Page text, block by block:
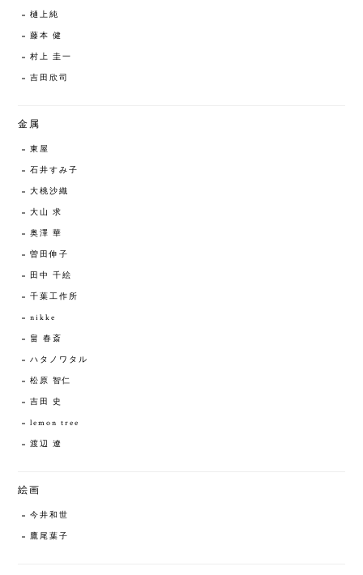
樋上純
藤本 健
村上 圭一
吉田欣司
金属
東屋
石井すみ子
大桃沙織
大山 求
奥澤 華
曽田伸子
田中 千絵
千葉工作所
nikke
畠 春斎
ハタノワタル
松原 智仁
吉田 史
lemon tree
渡辺 遼
絵画
今井和世
鷹尾葉子